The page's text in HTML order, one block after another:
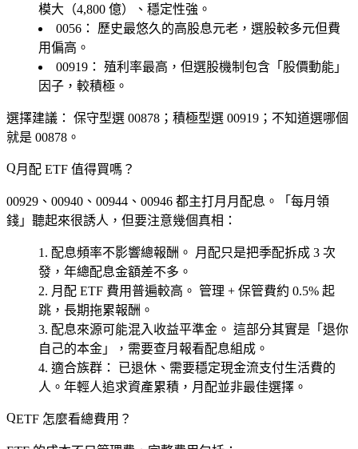
模大（4,800 億）、穩定性強。
0056：
歷史最悠久的高股息元老，選股較多元但費
用偏高。
00919： 殖利率最高，但選股機制包含「股價動能」
因子，較積極。
選擇建議： 保守型選 00878；積極型選 00919；不知道選哪個
就是 00878。
月配 ETF 值得買嗎？
00929、00940、00944、00946 都主打月月配息。「每月領
錢」聽起來很誘人，但要注意幾個真相：
配息頻率不影響總報酬。
月配只是把季配拆成 3 次
發，年總配息金額差不多。
月配 ETF 費用普遍較高。 管理 + 保管費約 0.5% 起
跳，長期拖累報酬。
配息來源可能混入收益平準金。 這部分其實是「退你
自己的本金」，需要查月報看配息組成。
適合族群：
已退休、需要穩定現金流支付生活費的
人。年輕人追求資產累積，月配並非最佳選擇。
ETF 怎麼看總費用？